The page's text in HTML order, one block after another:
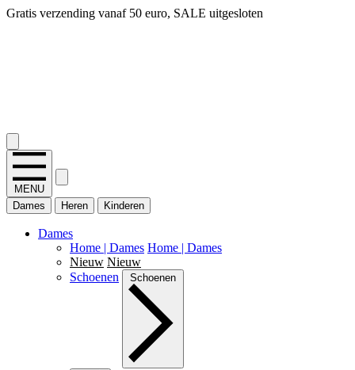
Gratis verzending vanaf 50 euro, SALE uitgesloten
MENU
Dames
Heren Kinderen
Dames
Home | Dames Home | Dames
Nieuw Nieuw
Schoenen
Schoenen